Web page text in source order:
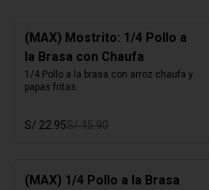
(MAX) Mostrito: 1/4 Pollo a
la Brasa con Chaufa
1/4 Pollo a la brasa con arroz chaufa y
papas fritas.
S/ 22.95S/ 45.90
(MAX) 1/4 Pollo a la Brasa